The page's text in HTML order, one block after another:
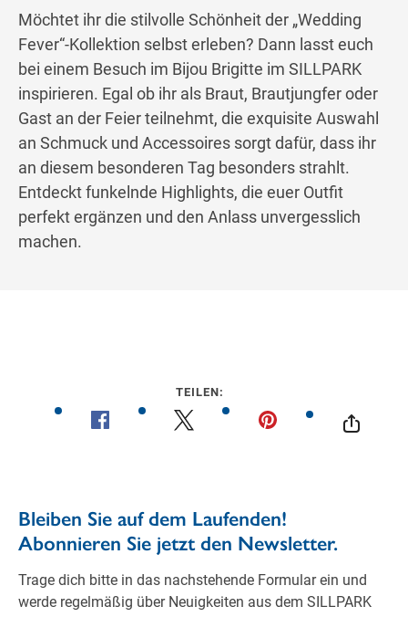
Möchtet ihr die stilvolle Schönheit der „Wedding
Fever“-Kollektion selbst erleben? Dann lasst euch
bei einem Besuch im Bijou Brigitte im SILLPARK
inspirieren. Egal ob ihr als Braut, Brautjungfer oder
Gast an der Feier teilnehmt, die exquisite Auswahl
an Schmuck und Accessoires sorgt dafür, dass ihr
an diesem besonderen Tag besonders strahlt.
Entdeckt funkelnde Highlights, die euer Outfit
perfekt ergänzen und den Anlass unvergesslich
machen.
TEILEN: